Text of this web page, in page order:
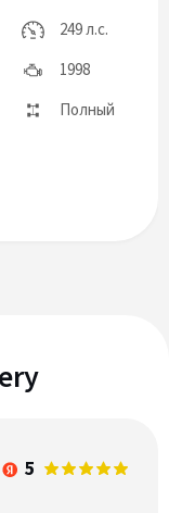
249 л.с.
1998
Полный
5